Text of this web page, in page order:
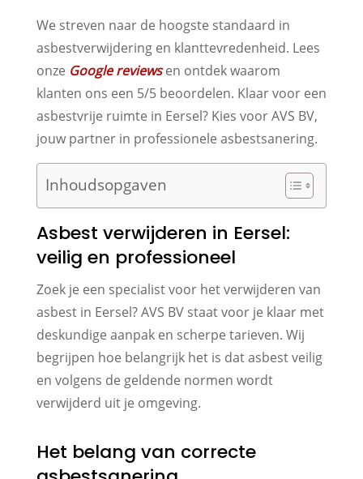
We streven naar de hoogste standaard in
asbestverwijdering en klanttevredenheid. Lees
onze Google reviewsen ontdek waarom
klanten ons een 5/5 beoordelen. Klaar voor een
asbestvrije ruimte in Eersel? Kies voor AVS BV,
jouw partner in professionele asbestsanering.
Inhoudsopgaven
Asbest verwijderen in Eersel:
veilig en professioneel
Zoek je een specialist voor het verwijderen van
asbest in Eersel? AVS BV staat voor je klaar met
deskundige aanpak en scherpe tarieven. Wij
begrijpen hoe belangrijk het is dat asbest veilig
en volgens de geldende normen wordt
verwijderd uit je omgeving.
Het belang van correcte